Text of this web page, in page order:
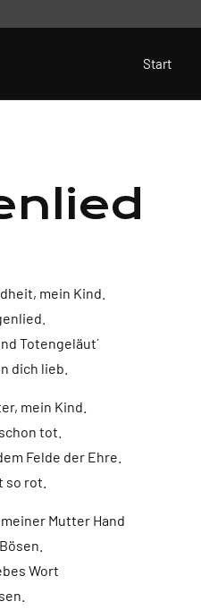
Start
mein Kind.
Totengeläut´
dich lieb.
mein Kind.
tot.
Felde der Ehre.
so rot.
Mutter Hand
Wort